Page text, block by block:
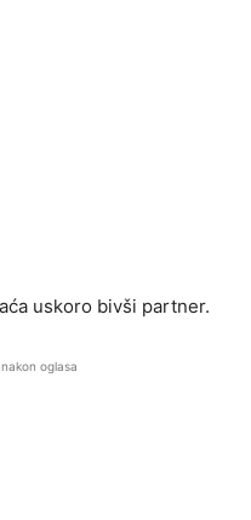
uskoro bivši partner.
oglasa